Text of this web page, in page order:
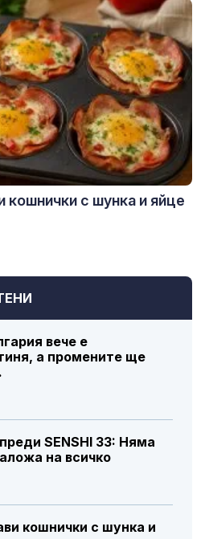
вече е
а промените ще
SENSHI 33: Няма
на всичко
кошнички с шунка и
кошнички с шунка и яйце